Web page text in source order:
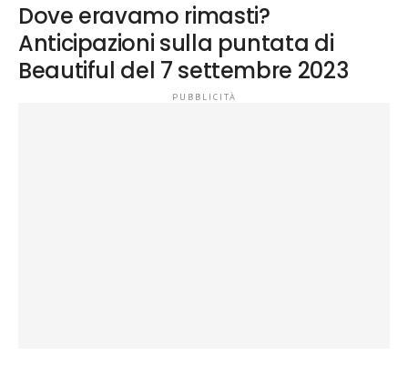
Dove eravamo rimasti?
Anticipazioni sulla puntata di
Beautiful del 7 settembre 2023